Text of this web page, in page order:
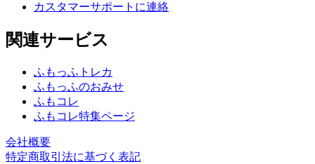
カスタマーサポートに連絡
関連サービス
ふもっふトレカ
ふもっふのおみせ
ふもコレ
ふもコレ特集ページ
会社概要
特定商取引法に基づく表記